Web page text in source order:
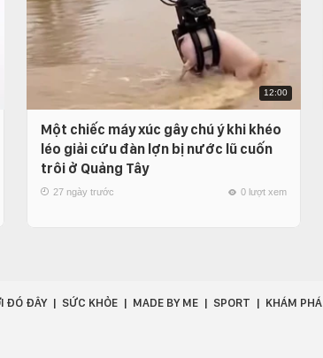
12:00
Một chiếc máy xúc gây chú ý khi khéo
léo giải cứu đàn lợn bị nước lũ cuốn
trôi ở Quảng Tây
27 ngày trước 0 lượt xem
ĐÓ ĐÂY SỨC KHỎE MADE BY ME SPORT KHÁM PHÁ